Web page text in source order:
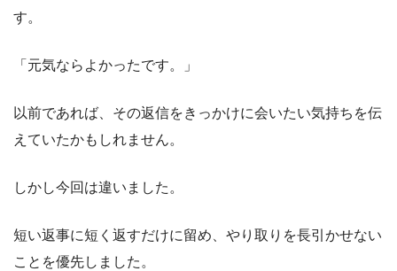
す。
「元気ならよかったです。」
以前であれば、その返信をきっかけに会いたい気持ちを伝
えていたかもしれません。
しかし今回は違いました。
短い返事に短く返すだけに留め、やり取りを長引かせない
ことを優先しました。